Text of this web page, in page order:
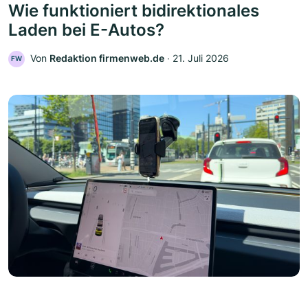
Wie funktioniert bidirektionales
Laden bei E-Autos?
FW Von Redaktion firmenweb.de ‧ 21. Juli 2026